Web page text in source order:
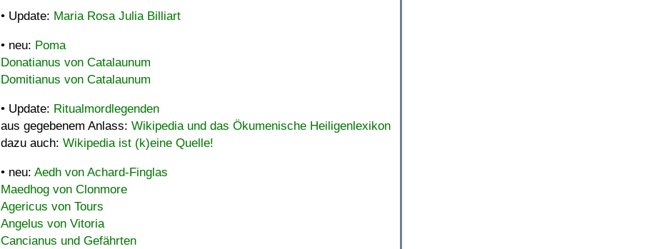
• Update: Maria Rosa Julia Billiart
• neu: Poma
Donatianus von Catalaunum
Domitianus von Catalaunum
• Update: Ritualmordlegenden
aus gegebenem Anlass: Wikipedia und das Ökumenische Heiligenlexikon
dazu auch: Wikipedia ist (k)eine Quelle!
• neu: Aedh von Achard-Finglas
Maedhog von Clonmore
Agericus von Tours
Angelus von Vitoria
Cancianus und Gefährten